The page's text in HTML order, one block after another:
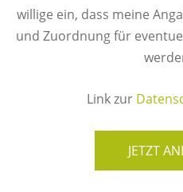
willige ein, dass meine
und Zuordnung für
Link zur
JETZT